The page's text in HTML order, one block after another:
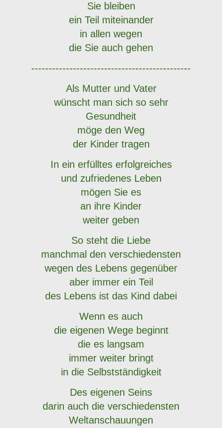
Sie bleiben
ein Teil miteinander
in allen wegen
die Sie auch gehen
----------------------------------------------
Als Mutter und Vater
wünscht man sich so sehr
Gesundheit
möge den Weg
der Kinder tragen
In ein erfülltes erfolgreiches
und zufriedenes Leben
mögen Sie es
an ihre Kinder
weiter geben
So steht die Liebe
manchmal den verschiedensten
wegen des Lebens gegenüber
aber immer ein Teil
des Lebens ist das Kind dabei
Wenn es auch
die eigenen Wege beginnt
die es langsam
immer weiter bringt
in die Selbstständigkeit
Des eigenen Seins
darin auch die verschiedensten
Weltanschauungen